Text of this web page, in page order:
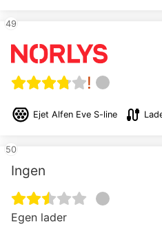
49
!
Ejet Alfen Eve S-line cable
50
Ingen
Egen lader